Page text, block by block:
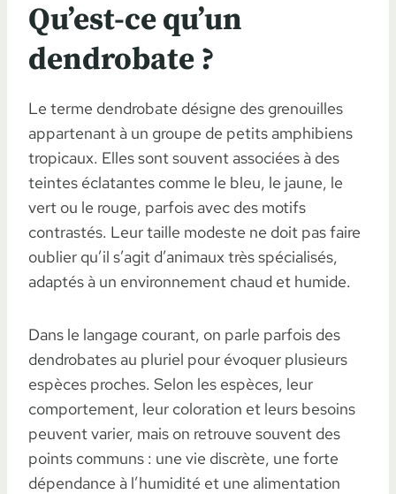
Qu’est-ce qu’un
dendrobate ?
Le terme dendrobate désigne des grenouilles
appartenant à un groupe de petits amphibiens
tropicaux. Elles sont souvent associées à des
teintes éclatantes comme le bleu, le jaune, le
vert ou le rouge, parfois avec des motifs
contrastés. Leur taille modeste ne doit pas faire
oublier qu’il s’agit d’animaux très spécialisés,
adaptés à un environnement chaud et humide.
Dans le langage courant, on parle parfois des
dendrobates au pluriel pour évoquer plusieurs
espèces proches. Selon les espèces, leur
comportement, leur coloration et leurs besoins
peuvent varier, mais on retrouve souvent des
points communs : une vie discrète, une forte
dépendance à l’humidité et une alimentation